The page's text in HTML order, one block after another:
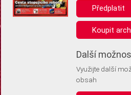
uložením volitelných informací:
Anonymní unikátní ID
Díky němu příště poznáme, že se jedná o
Identifikátor je zcela anonymní.
Vaše souhlasy a odmítnutí si ukládáme
vás už příště znovu neptali. Můžete je
Předplatit
Koupit
Další
Využijte další
obsah